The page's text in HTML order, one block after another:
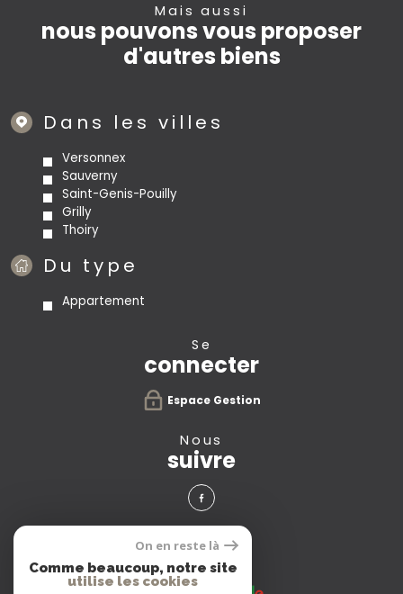
Mais aussi
nous pouvons vous proposer
d'autres biens
Dans les villes
Versonnex
Sauverny
Saint-Genis-Pouilly
Grilly
Thoiry
Du type
Appartement
se
connecter
Espace Gestion
nous
suivre
avis
clients
On en reste là
Comme beaucoup, notre site
utilise les cookies